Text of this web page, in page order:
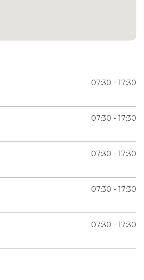
07:30 - 17:30
07:30 - 17:30
07:30 - 17:30
07:30 - 17:30
07:30 - 17:30